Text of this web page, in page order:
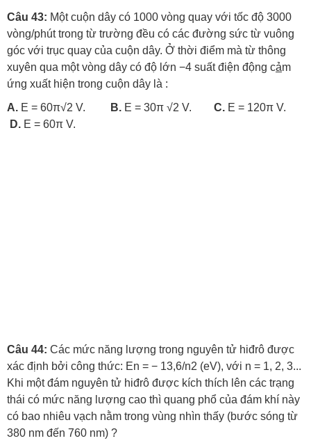
Câu 43: Một cuộn dây có 1000 vòng quay với tốc độ 3000
vòng/phút trong từ trường đều có các đường sức từ vuông
góc với trục quay của cuộn dây. Ở thời điểm mà từ thông
xuyên qua một vòng dây có độ lớn −4 suất điện động cảm
ứng xuất hiện trong cuộn dây là :
A. E = 60π√2 V. B. E = 30π √2 V. C. E = 120π V.
D. E = 60π V.
Câu 44: Các mức năng lượng trong nguyên tử hiđrô được
xác định bởi công thức: En = − 13,6/n2 (eV), với n = 1, 2, 3...
Khi một đám nguyên tử hiđrô được kích thích lên các trạng
thái có mức năng lượng cao thì quang phổ của đám khí này
có bao nhiêu vạch nằm trong vùng nhìn thấy (bước sóng từ
380 nm đến 760 nm) ?